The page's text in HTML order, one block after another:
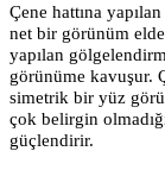
Çene hattına
net bir görünüm elde
yapılan
görünüme kavuşur.
simetrik bir yüz
çok belirgin
güçlendirir.